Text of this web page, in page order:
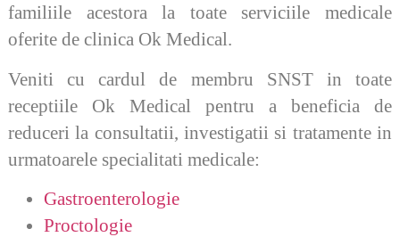
familiile acestora la toate serviciile medicale
oferite de clinica Ok Medical.
Veniti cu cardul de membru SNST in toate
receptiile Ok Medical pentru a beneficia de
reduceri la consultatii, investigatii si tratamente in
urmatoarele specialitati medicale:
Gastroenterologie
Proctologie